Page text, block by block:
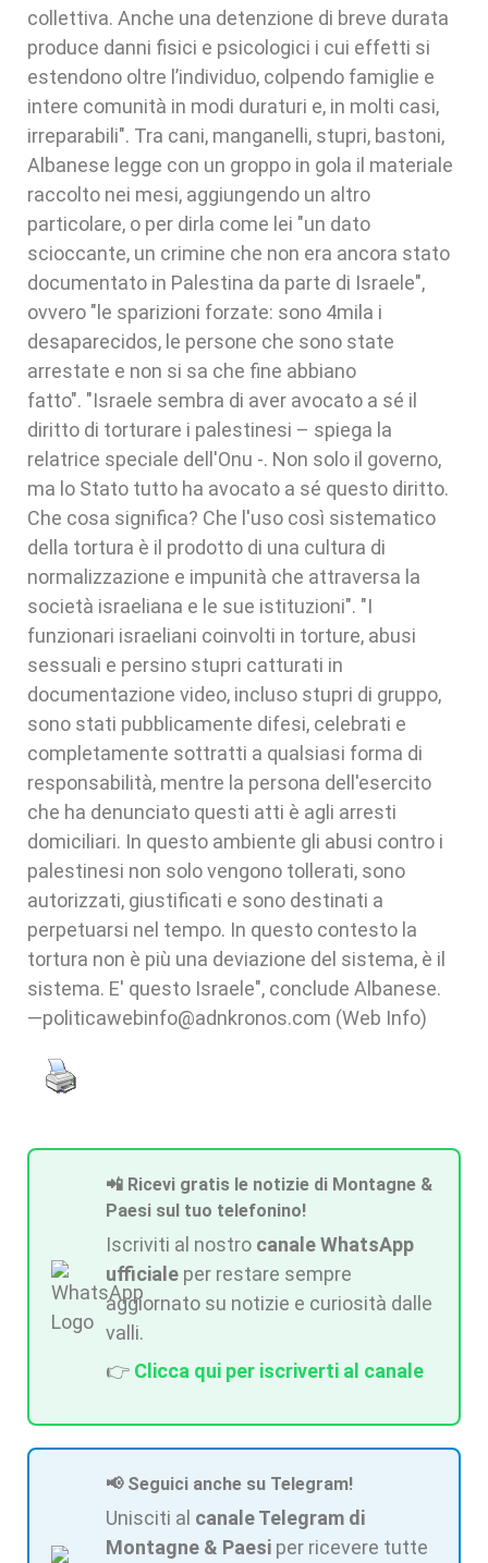
collettiva. Anche una detenzione di breve durata
produce danni fisici e psicologici i cui effetti si
estendono oltre l’individuo, colpendo famiglie e
intere comunità in modi duraturi e, in molti casi,
irreparabili". Tra cani, manganelli, stupri, bastoni,
Albanese legge con un groppo in gola il materiale
raccolto nei mesi, aggiungendo un altro
particolare, o per dirla come lei "un dato
scioccante, un crimine che non era ancora stato
documentato in Palestina da parte di Israele",
ovvero "le sparizioni forzate: sono 4mila i
desaparecidos, le persone che sono state
arrestate e non si sa che fine abbiano
fatto". "Israele sembra di aver avocato a sé il
diritto di torturare i palestinesi – spiega la
relatrice speciale dell'Onu -. Non solo il governo,
ma lo Stato tutto ha avocato a sé questo diritto.
Che cosa significa? Che l'uso così sistematico
della tortura è il prodotto di una cultura di
normalizzazione e impunità che attraversa la
società israeliana e le sue istituzioni". "I
funzionari israeliani coinvolti in torture, abusi
sessuali e persino stupri catturati in
documentazione video, incluso stupri di gruppo,
sono stati pubblicamente difesi, celebrati e
completamente sottratti a qualsiasi forma di
responsabilità, mentre la persona dell'esercito
che ha denunciato questi atti è agli arresti
domiciliari. In questo ambiente gli abusi contro i
palestinesi non solo vengono tollerati, sono
autorizzati, giustificati e sono destinati a
perpetuarsi nel tempo. In questo contesto la
tortura non è più una deviazione del sistema, è il
sistema. E' questo Israele", conclude Albanese.
—politicawebinfo@adnkronos.com (Web Info)
📲 Ricevi gratis le notizie di Montagne &
Paesi sul tuo telefonino!
Iscriviti al nostro canale WhatsApp
ufficiale per restare sempre
aggiornato su notizie e curiosità dalle
valli.
👉 Clicca qui per iscriverti al canale
📢 Seguici anche su Telegram!
Unisciti al canale Telegram di
Montagne & Paesi per ricevere tutte